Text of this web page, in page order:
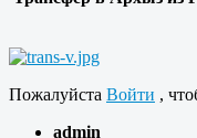
Пожалуйста Войти ,
admin